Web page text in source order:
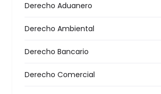
Derecho Aduanero
Derecho Ambiental
Derecho Bancario
Derecho Comercial